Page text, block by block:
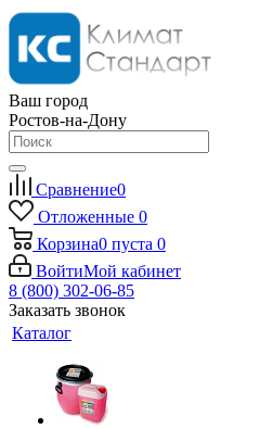
Ваш город
Ростов-на-Дону
Сравнение0
Отложенные 0
Корзина0 пуста 0
ВойтиМой кабинет
8 (800) 302-06-85
Заказать звонок
Каталог